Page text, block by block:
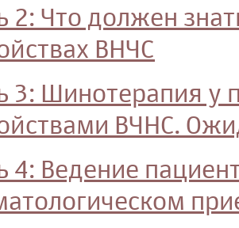
2: Что должен
ВНЧС
3: Шинотерапия у
ВЧНС.
4: Ведение